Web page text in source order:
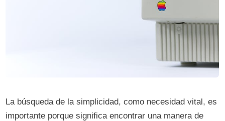
La búsqueda de la simplicidad, como necesidad vital, es
importante porque significa encontrar una manera de